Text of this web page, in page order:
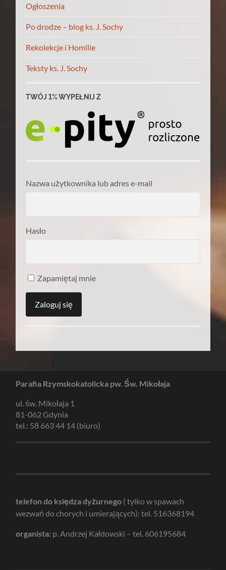
Ogłoszenia
Po drodze – blog ks. J. Sochy
Rekolekcje i Homilie
Teksty ks. J. Sochy
TWÓJ 1% WYPEŁNIJ Z
Nazwa użytkownika lub adres e-mail
Hasło
Zapamiętaj mnie
Parafia Rzymskokatolicka pw. Św. Mikołaja
ul. św. Mikołaja 1
81-062 Gdynia
tel.: 58 663 44 14 (biuro)
telefon do księdza dyżurnego ( tylko w spawach
wezwań do chorych i umierających): tel. 516368194
organista: p. Andrzej Kałdowski – tel. 606195684